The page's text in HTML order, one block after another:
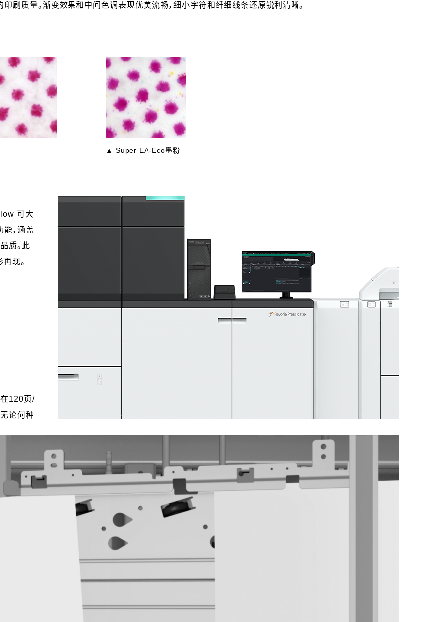
刷质量。渐变效果和中间色调表现优美流畅，细小字符和纤细线条还原锐利清晰。
▲ Super EA-Eco墨粉
可大
，涵盖
质。此
现。
在120页/
论何种